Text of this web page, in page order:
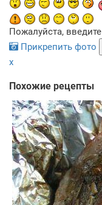
Пожалуйста,
Прикрепить фото
x
Похожие рецепты